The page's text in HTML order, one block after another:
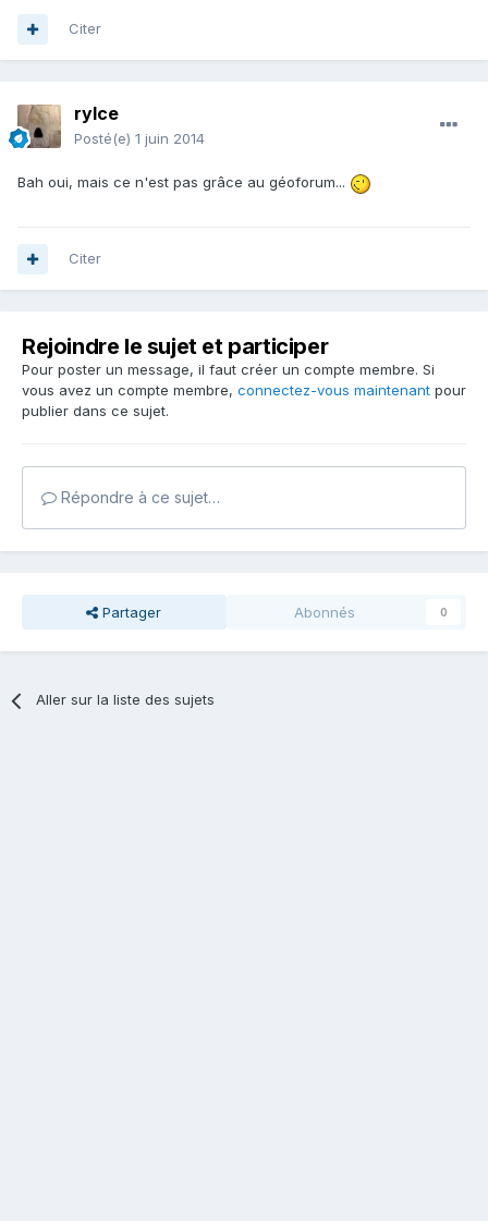
Citer
rylce
Posté(e) 1 juin 2014
Bah oui, mais ce n'est pas grâce au géoforum...
Citer
Rejoindre le sujet et participer
Pour poster un message, il faut créer un compte membre. Si
vous avez un compte membre, connectez-vous maintenant pour
publier dans ce sujet.
Répondre à ce sujet…
Partager Abonnés 0
Aller sur la liste des sujets